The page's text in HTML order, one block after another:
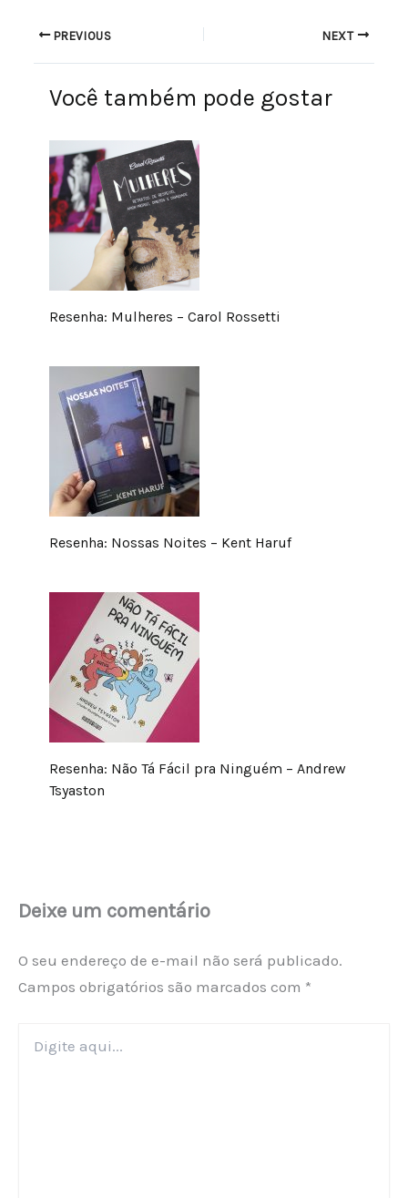
PREVIOUS NEXT
Você também pode gostar
Resenha: Mulheres – Carol Rossetti
Resenha: Nossas Noites – Kent Haruf
Resenha: Não Tá Fácil pra Ninguém – Andrew
Tsyaston
Deixe um comentário
O seu endereço de e-mail não será publicado.
Campos obrigatórios são marcados com *
aqui...